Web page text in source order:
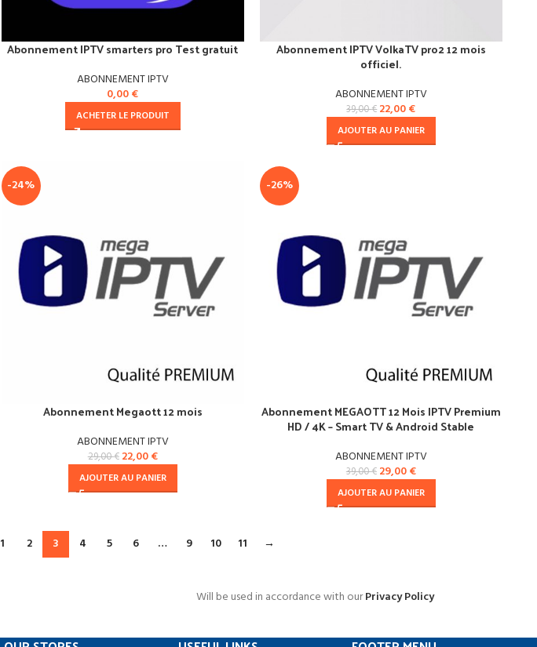
Abonnement IPTV smarters pro Test gratuit
ABONNEMENT IPTV
0,00€
ACHETER LE PRODUIT
Abonnement IPTV VolkaTV pro2 12 mois
officiel.
ABONNEMENT IPTV
39,00€ 22,00€
AJOUTER AU PANIER
-24%
Abonnement Megaott 12 mois
ABONNEMENT IPTV
29,00€ 22,00€
AJOUTER AU PANIER
-26%
Abonnement MEGAOTT 12 Mois IPTV Premium
HD / 4K – Smart TV & Android Stable
ABONNEMENT IPTV
39,00€ 29,00€
AJOUTER AU PANIER
1 2 3 4 5 6 … 9 10 11 →
Will be used in accordance with ourPrivacy Policy